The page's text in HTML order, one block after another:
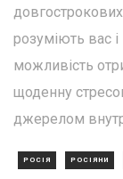
довгострокових
розуміють вас
можливість
щоденну
джерелом
РОСІЯ РОСІЯНИ